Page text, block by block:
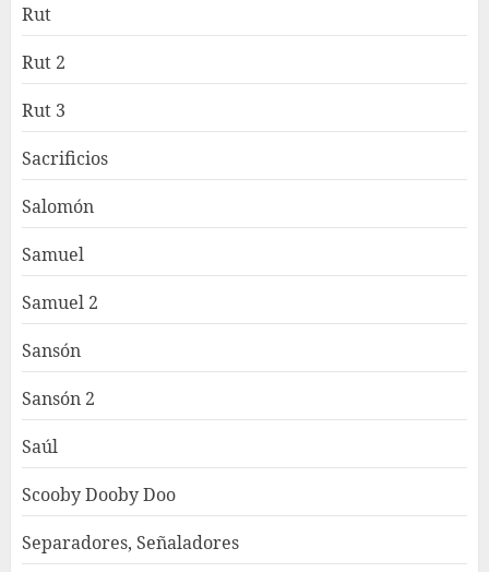
Rut
Rut 2
Rut 3
Sacrificios
Salomón
Samuel
Samuel 2
Sansón
Sansón 2
Saúl
Scooby Dooby Doo
Separadores, Señaladores